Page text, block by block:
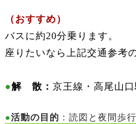
（おすすめ）
バスに約20分乗ります。
座りたいなら上記交通参考
●解 散： 京王線・ 高尾山口
●活動の目的 ：読図と夜間歩